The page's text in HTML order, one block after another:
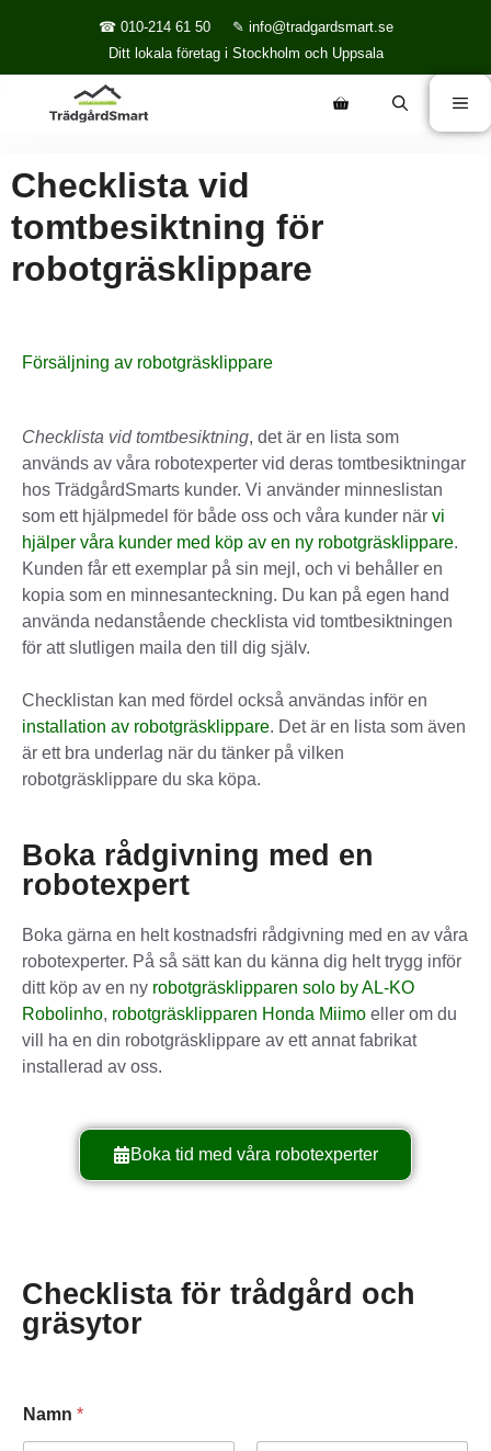
☎ 010-214 61 50
✎ info@tradgardsmart.se
Ditt lokala företag i Stockholm och Uppsala
Checklista vid
tomtbesiktning för
robotgräsklippare
Försäljning av robotgräsklippare
Checklista vid tomtbesiktning, det är en lista som
används av våra robotexperter vid deras tomtbesiktningar
hos TrädgårdSmarts kunder. Vi använder minneslistan
som ett hjälpmedel för både oss och våra kunder när vi
hjälper våra kunder med köp av en ny robotgräsklippare.
Kunden får ett exemplar på sin mejl, och vi behåller en
kopia som en minnesanteckning. Du kan på egen hand
använda nedanstående checklista vid tomtbesiktningen
för att slutligen maila den till dig själv.
Checklistan kan med fördel också användas inför en
installation av robotgräsklippare. Det är en lista som även
är ett bra underlag när du tänker på vilken
robotgräsklippare du ska köpa.
Boka rådgivning med en
robotexpert
Boka gärna en helt kostnadsfri rådgivning med en av våra
robotexperter. På så sätt kan du känna dig helt trygg inför
ditt köp av en ny robotgräsklipparen solo by AL-KO
Robolinho, robotgräsklipparen Honda Miimo eller om du
vill ha en din robotgräsklippare av ett annat fabrikat
installerad av oss.
Boka tid med våra robotexperter
Checklista för trådgård och
gräsytor
Namn *